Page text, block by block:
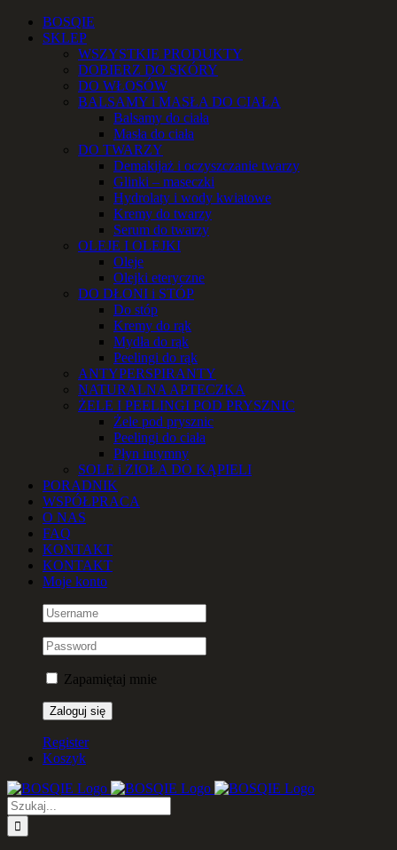
Przejdź
zawartości
Facebook
Instagram
YouTube
Email
TelefonBOSQIE
SKLEP
WSZYSTKIE PRODUKTY
DOBIERZ DO SKÓRY
DO WŁOSÓW
BALSAMY i MASŁA DO CIAŁA
Balsamy do ciała
Masła do ciała
DO TWARZY
Demakijaż i oczyszczanie twarzy
Glinki – maseczki
Hydrolaty i wody kwiatowe
Kremy do twarzy
Serum do twarzy
OLEJE I OLEJKI
Oleje
Olejki eteryczne
DO DŁONI i STÓP
Do stóp
Kremy do rąk
Mydła do rąk
Peelingi do rąk
ANTYPERSPIRANTY
NATURALNA APTECZKA
ŻELE I PEELINGI POD PRYSZNIC
Żele pod prysznic
Peelingi do ciała
Płyn intymny
SOLE i ZIOŁA DO KĄPIELI
PORADNIK
WSPÓŁPRACA
O NAS
FAQ
KONTAKT
KONTAKT
Moje konto
Zapamiętaj mnie
Register
Koszyk
Szukaj